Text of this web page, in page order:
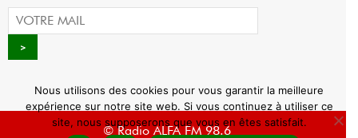
© Radio ALFA FM 98.6
Nous utilisons des cookies pour vous garantir la meilleure
expérience sur notre site web. Si vous continuez à utiliser ce
site, nous supposerons que vous en êtes satisfait.